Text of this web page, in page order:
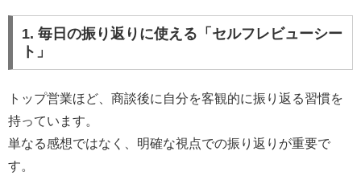
1. 毎日の振り返りに使える「セルフレビューシー
ト」
トップ営業ほど、商談後に自分を客観的に振り返る習慣を
持っています。
単なる感想ではなく、明確な視点での振り返りが重要で
す。